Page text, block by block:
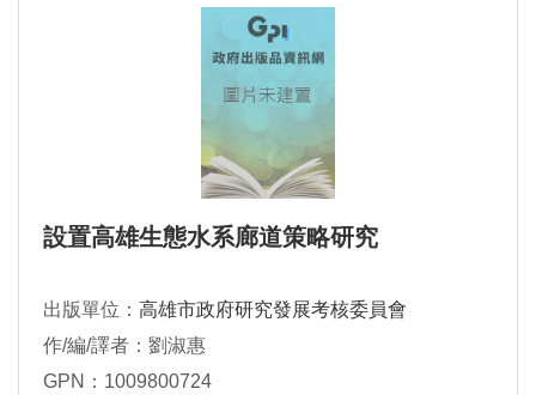
設置高雄生態水系廊道策略研究
出版單位： 高雄市政府研究發展考核委員會
作/編/譯者：劉淑惠
GPN：1009800724